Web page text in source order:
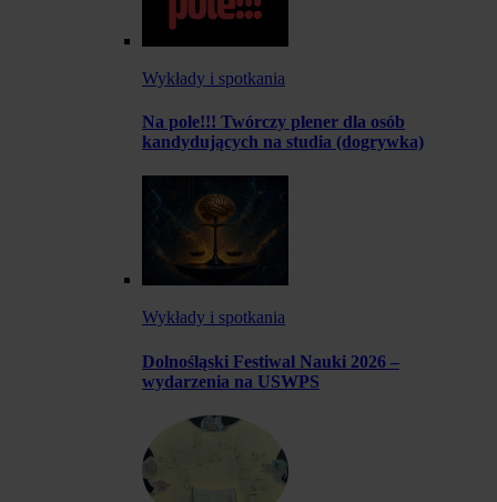
Wykłady i spotkania
Na pole!!! Twórczy plener dla osób
kandydujących na studia (dogrywka)
Wykłady i spotkania
Dolnośląski Festiwal Nauki 2026 –
wydarzenia na USWPS